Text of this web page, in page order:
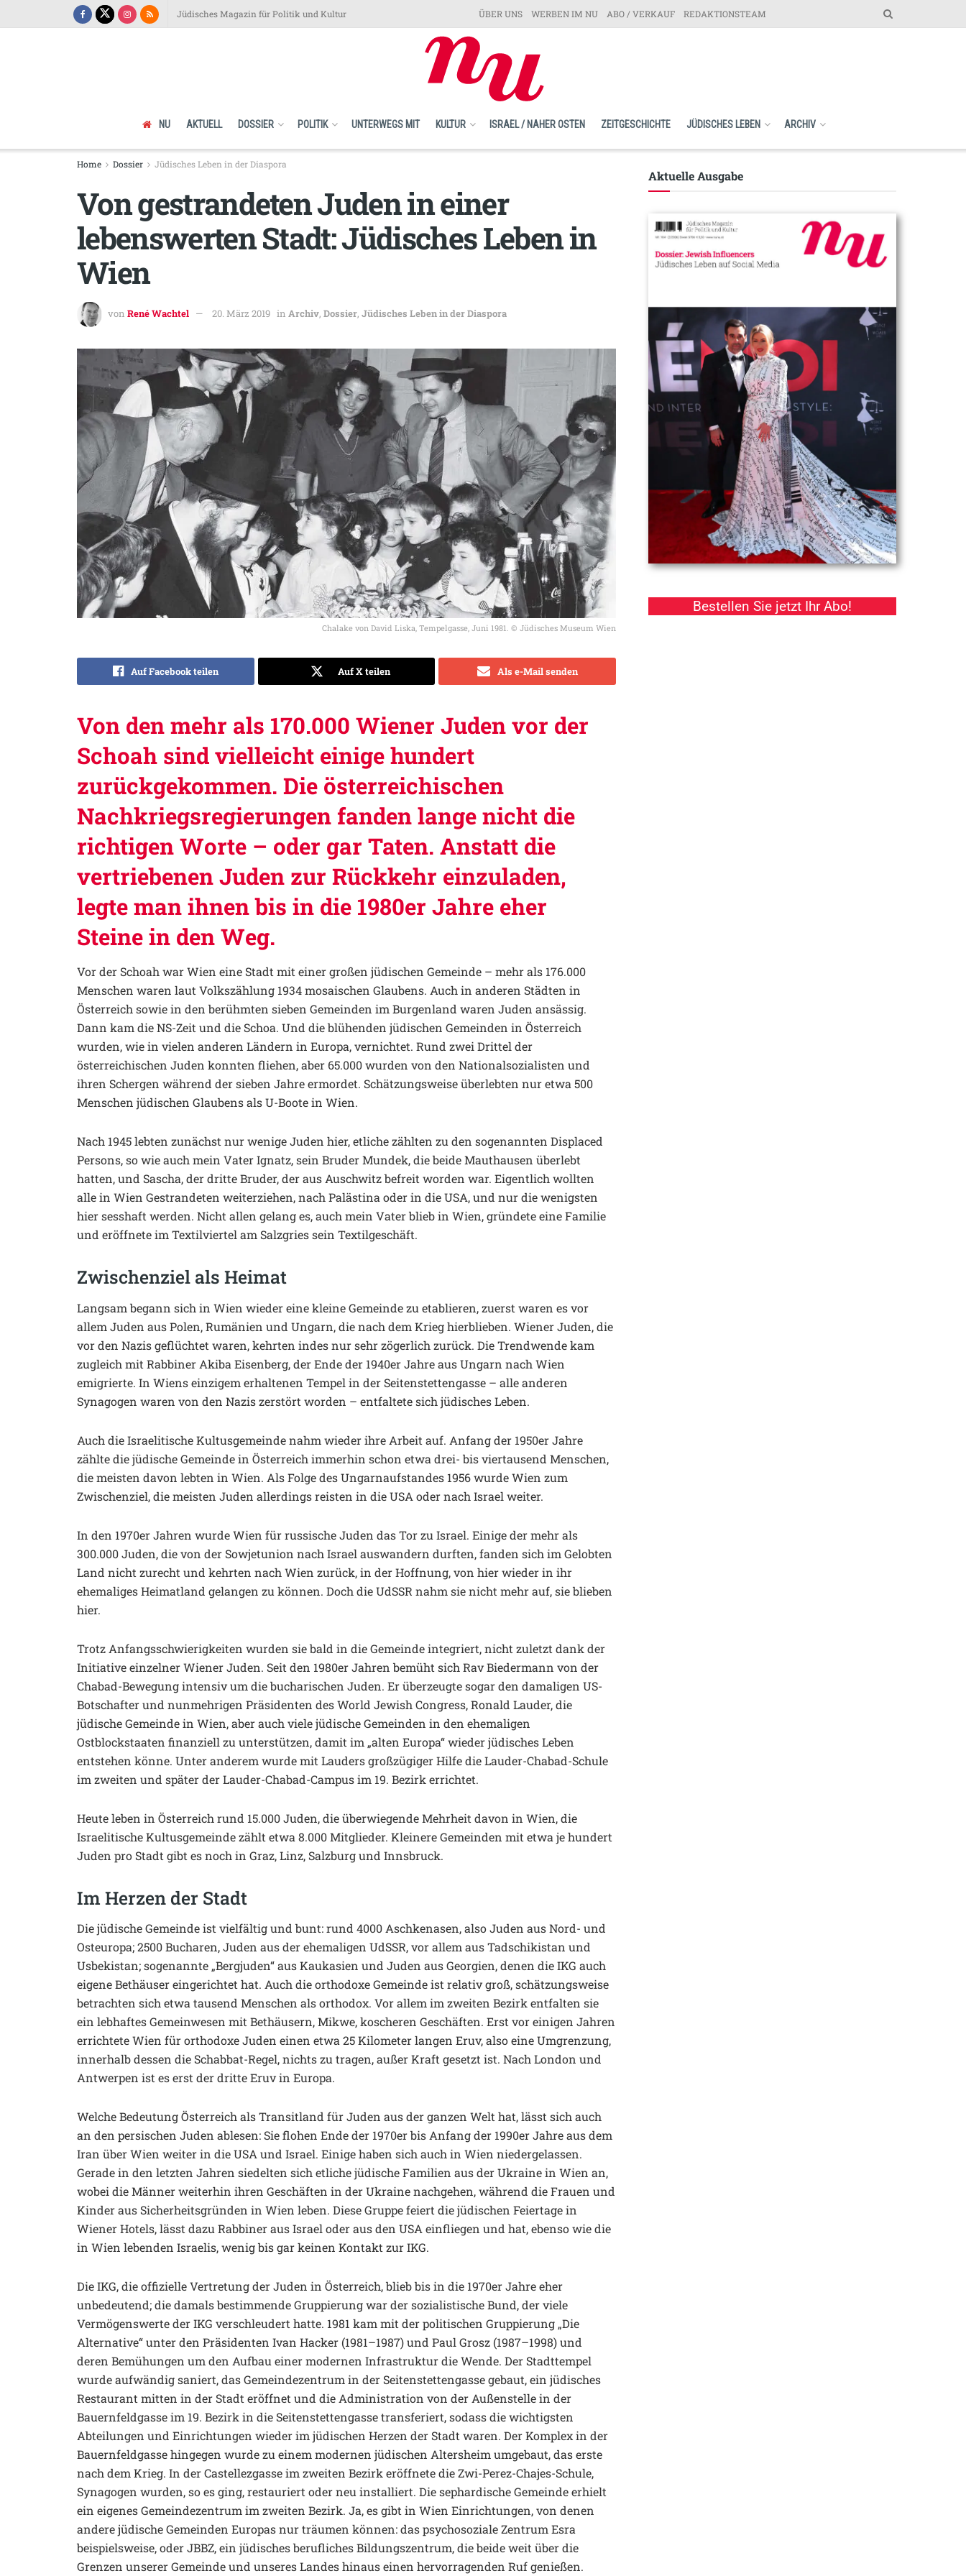
Jüdisches Magazin für Politik und Kultur ÜBER UNS WERBEN IM NU ABO / VERKAUF REDAKTIONSTEAM
NU AKTUELL DOSSIER POLITIK UNTERWEGS MIT KULTUR ISRAEL / NAHER OSTEN ZEITGESCHICHTE JÜDISCHES LEBEN ARCHIV
Home Dossier Jüdisches Leben in der Diaspora
Von gestrandeten Juden in einer
lebenswerten Stadt: Jüdisches Leben in
Wien
von René Wachtel 20. März 2019 in Archiv, Dossier, Jüdisches Leben in der Diaspora
Chalake von David Liska, Tempelgasse, Juni 1981. © Jüdisches Museum Wien
Auf Facebook teilen Auf X teilen Als e-Mail senden
Von den mehr als 170.000 Wiener Juden vor der
Schoah sind vielleicht einige hundert
zurückgekommen. Die österreichischen
Nachkriegsregierungen fanden lange nicht die
richtigen Worte – oder gar Taten. Anstatt die
vertriebenen Juden zur Rückkehr einzuladen,
legte man ihnen bis in die 1980er Jahre eher
Steine in den Weg.
Vor der Schoah war Wien eine Stadt mit einer großen jüdischen Gemeinde – mehr als 176.000
Menschen waren laut Volkszählung 1934 mosaischen Glaubens. Auch in anderen Städten in
Österreich sowie in den berühmten sieben Gemeinden im Burgenland waren Juden ansässig.
Dann kam die NS-Zeit und die Schoa. Und die blühenden jüdischen Gemeinden in Österreich
wurden, wie in vielen anderen Ländern in Europa, vernichtet. Rund zwei Drittel der
österreichischen Juden konnten fliehen, aber 65.000 wurden von den Nationalsozialisten und
ihren Schergen während der sieben Jahre ermordet. Schätzungsweise überlebten nur etwa 500
Menschen jüdischen Glaubens als U-Boote in Wien.
Nach 1945 lebten zunächst nur wenige Juden hier, etliche zählten zu den sogenannten Displaced
Persons, so wie auch mein Vater Ignatz, sein Bruder Mundek, die beide Mauthausen überlebt
hatten, und Sascha, der dritte Bruder, der aus Auschwitz befreit worden war. Eigentlich wollten
alle in Wien Gestrandeten weiterziehen, nach Palästina oder in die USA, und nur die wenigsten
hier sesshaft werden. Nicht allen gelang es, auch mein Vater blieb in Wien, gründete eine Familie
und eröffnete im Textilviertel am Salzgries sein Textilgeschäft.
Zwischenziel als Heimat
Langsam begann sich in Wien wieder eine kleine Gemeinde zu etablieren, zuerst waren es vor
allem Juden aus Polen, Rumänien und Ungarn, die nach dem Krieg hierblieben. Wiener Juden, die
vor den Nazis geflüchtet waren, kehrten indes nur sehr zögerlich zurück. Die Trendwende kam
zugleich mit Rabbiner Akiba Eisenberg, der Ende der 1940er Jahre aus Ungarn nach Wien
emigrierte. In Wiens einzigem erhaltenen Tempel in der Seitenstettengasse – alle anderen
Synagogen waren von den Nazis zerstört worden – entfaltete sich jüdisches Leben.
Auch die Israelitische Kultusgemeinde nahm wieder ihre Arbeit auf. Anfang der 1950er Jahre
zählte die jüdische Gemeinde in Österreich immerhin schon etwa drei- bis viertausend Menschen,
die meisten davon lebten in Wien. Als Folge des Ungarnaufstandes 1956 wurde Wien zum
Zwischenziel, die meisten Juden allerdings reisten in die USA oder nach Israel weiter.
In den 1970er Jahren wurde Wien für russische Juden das Tor zu Israel. Einige der mehr als
300.000 Juden, die von der Sowjetunion nach Israel auswandern durften, fanden sich im Gelobten
Land nicht zurecht und kehrten nach Wien zurück, in der Hoffnung, von hier wieder in ihr
ehemaliges Heimatland gelangen zu können. Doch die UdSSR nahm sie nicht mehr auf, sie blieben
hier.
Trotz Anfangsschwierigkeiten wurden sie bald in die Gemeinde integriert, nicht zuletzt dank der
Initiative einzelner Wiener Juden. Seit den 1980er Jahren bemüht sich Rav Biedermann von der
Chabad-Bewegung intensiv um die bucharischen Juden. Er überzeugte sogar den damaligen US-
Botschafter und nunmehrigen Präsidenten des World Jewish Congress, Ronald Lauder, die
jüdische Gemeinde in Wien, aber auch viele jüdische Gemeinden in den ehemaligen
Ostblockstaaten finanziell zu unterstützen, damit im „alten Europa“ wieder jüdisches Leben
entstehen könne. Unter anderem wurde mit Lauders großzügiger Hilfe die Lauder-Chabad-Schule
im zweiten und später der Lauder-Chabad-Campus im 19. Bezirk errichtet.
Heute leben in Österreich rund 15.000 Juden, die überwiegende Mehrheit davon in Wien, die
Israelitische Kultusgemeinde zählt etwa 8.000 Mitglieder. Kleinere Gemeinden mit etwa je hundert
Juden pro Stadt gibt es noch in Graz, Linz, Salzburg und Innsbruck.
Im Herzen der Stadt
Die jüdische Gemeinde ist vielfältig und bunt: rund 4000 Aschkenasen, also Juden aus Nord- und
Osteuropa; 2500 Bucharen, Juden aus der ehemaligen UdSSR, vor allem aus Tadschikistan und
Usbekistan; sogenannte „Bergjuden“ aus Kaukasien und Juden aus Georgien, denen die IKG auch
eigene Bethäuser eingerichtet hat. Auch die orthodoxe Gemeinde ist relativ groß, schätzungsweise
betrachten sich etwa tausend Menschen als orthodox. Vor allem im zweiten Bezirk entfalten sie
ein lebhaftes Gemeinwesen mit Bethäusern, Mikwe, koscheren Geschäften. Erst vor einigen Jahren
errichtete Wien für orthodoxe Juden einen etwa 25 Kilometer langen Eruv, also eine Umgrenzung,
innerhalb dessen die Schabbat-Regel, nichts zu tragen, außer Kraft gesetzt ist. Nach London und
Antwerpen ist es erst der dritte Eruv in Europa.
Welche Bedeutung Österreich als Transitland für Juden aus der ganzen Welt hat, lässt sich auch
an den persischen Juden ablesen: Sie flohen Ende der 1970er bis Anfang der 1990er Jahre aus dem
Iran über Wien weiter in die USA und Israel. Einige haben sich auch in Wien niedergelassen.
Gerade in den letzten Jahren siedelten sich etliche jüdische Familien aus der Ukraine in Wien an,
wobei die Männer weiterhin ihren Geschäften in der Ukraine nachgehen, während die Frauen und
Kinder aus Sicherheitsgründen in Wien leben. Diese Gruppe feiert die jüdischen Feiertage in
Wiener Hotels, lässt dazu Rabbiner aus Israel oder aus den USA einfliegen und hat, ebenso wie die
in Wien lebenden Israelis, wenig bis gar keinen Kontakt zur IKG.
Die IKG, die offizielle Vertretung der Juden in Österreich, blieb bis in die 1970er Jahre eher
unbedeutend; die damals bestimmende Gruppierung war der sozialistische Bund, der viele
Vermögenswerte der IKG verschleudert hatte. 1981 kam mit der politischen Gruppierung „Die
Alternative“ unter den Präsidenten Ivan Hacker (1981–1987) und Paul Grosz (1987–1998) und
deren Bemühungen um den Aufbau einer modernen Infrastruktur die Wende. Der Stadttempel
wurde aufwändig saniert, das Gemeindezentrum in der Seitenstettengasse gebaut, ein jüdisches
Restaurant mitten in der Stadt eröffnet und die Administration von der Außenstelle in der
Bauernfeldgasse im 19. Bezirk in die Seitenstettengasse transferiert, sodass die wichtigsten
Abteilungen und Einrichtungen wieder im jüdischen Herzen der Stadt waren. Der Komplex in der
Bauernfeldgasse hingegen wurde zu einem modernen jüdischen Altersheim umgebaut, das erste
nach dem Krieg. In der Castellezgasse im zweiten Bezirk eröffnete die Zwi-Perez-Chajes-Schule,
Synagogen wurden, so es ging, restauriert oder neu installiert. Die sephardische Gemeinde erhielt
ein eigenes Gemeindezentrum im zweiten Bezirk. Ja, es gibt in Wien Einrichtungen, von denen
andere jüdische Gemeinden Europas nur träumen können: das psychosoziale Zentrum Esra
beispielsweise, oder JBBZ, ein jüdisches berufliches Bildungszentrum, die beide weit über die
Grenzen unserer Gemeinde und unseres Landes hinaus einen hervorragenden Ruf genießen.
Aktuelle Ausgabe​
Bestellen Sie jetzt Ihr Abo!